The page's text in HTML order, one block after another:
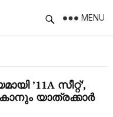
MENU
’11A സീറ്റ്’,
യാത്രക്കാര്‍